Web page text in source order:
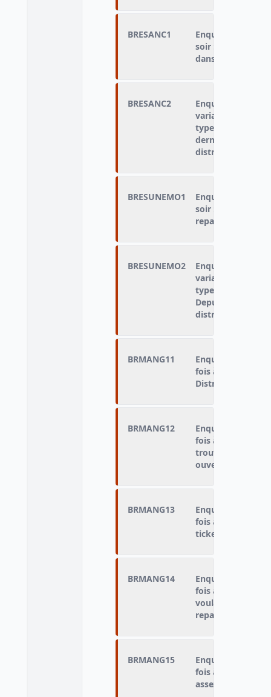
BRESANC1
Enquêté qui a
soir : nombre de
dans une
BRESANC2
Enquêté qui n'a
variable « type
type
dernière fois qu'il
distribution de
BRESUNEMO1
Enquêté qui a
soir : a mangé
repas
BRESUNEMO2
Enquêté qui n'a
variable « type
type
Depuis un mois,
distribution de
BRMANG11
Enquêté qui n'a
fois à midi ou le
Distributions
BRMANG12
Enquêté qui n'a
fois à midi ou le
trouvé de
ouvert
BRMANG13
Enquêté qui n'a
fois à midi ou le
tickets-repas ou
BRMANG14
Enquêté qui n'a
fois à midi ou le
voulait pas
repas
BRMANG15
Enquêté qui n'a
fois à midi ou le
assez d’argent